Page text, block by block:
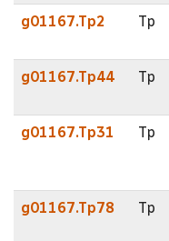
g01167.Tp2 Tp
g01167.Tp44 Tp
g01167.Tp31 Tp
g01167.Tp78 Tp